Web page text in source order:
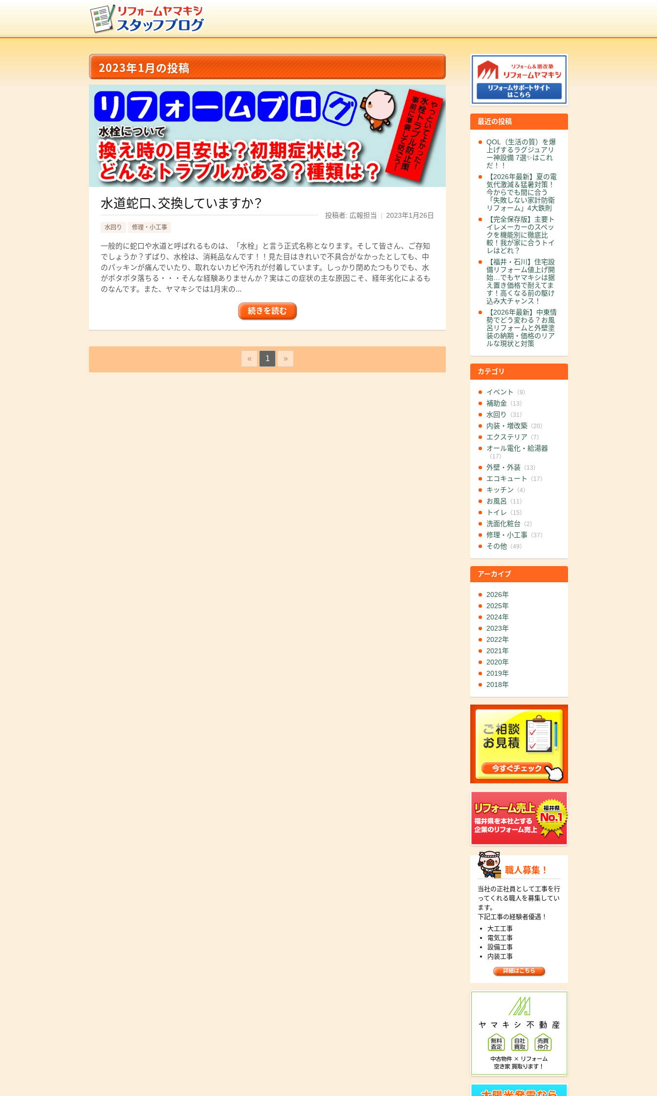
2023年1月の投稿
水道蛇口、交換していますか？
投稿者: 広報担当 | 2023年1月26日
水回り 修理・小工事
一般的に蛇口や水道と呼ばれるものは、「水栓」と言う正式名称となります。そして皆さん、ご存知
でしょうか？ずばり、水栓は、消耗品なんです！！見た目はきれいで不具合がなかったとしても、中
のパッキンが痛んでいたり、取れないカビや汚れが付着しています。しっかり閉めたつもりでも、水
がポタポタ落ちる・・・そんな経験ありませんか？実はこの症状の主な原因こそ、経年劣化によるも
のなんです。また、ヤマキシでは1月末の...
続きを読む
« 1 »
最近の投稿
QOL（生活の質）を爆
上げするラグジュアリ
ー神設備 7選✨はこれ
だ！！
【2026年最新】夏の電
気代激減＆猛暑対策！
今からでも間に合う
「失敗しない家計防衛
リフォーム」4大鉄則
【完全保存版】主要ト
イレメーカーのスペッ
クを機能別に徹底比
較！我が家に合うトイ
レはどれ？
【福井・石川】住宅設
備リフォーム値上げ開
始…でもヤマキシは据
え置き価格で耐えてま
す！高くなる前の駆け
込み大チャンス！
【2026年最新】中東情
勢でどう変わる？お風
呂リフォームと外壁塗
装の納期・価格のリア
ルな現状と対策
カテゴリ
イベント （9）
補助金（13）
水回り （31）
内装・増改築（20）
エクステリア （7）
オール電化・給湯器
（17）
外壁・外装（13）
エコキュート （17）
キッチン （4）
お風呂 （11）
トイレ （15）
洗面化粧台（2）
修理・小工事（37）
その他 （49）
アーカイブ
2026年
2025年
2024年
2023年
2022年
2021年
2020年
2019年
2018年
職人募集！
当社の正社員として工事を行
ってくれる職人を募集してい
ます。
下記工事の経験者優遇！
大工工事
電気工事
設備工事
内装工事
詳細はこちら